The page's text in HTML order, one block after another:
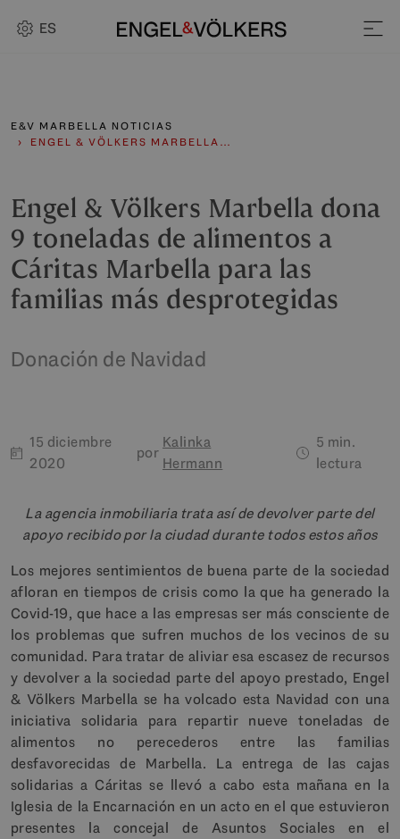
ES
E&V MARBELLA NOTICIAS
ENGEL & VÖLKERS MARBELLA…
Engel & Völkers Marbella dona
9 toneladas de alimentos a
Cáritas Marbella para las
familias más desprotegidas
Donación de Navidad
15 diciembre
2020
por
Kalinka
Hermann
5 min.
lectura
La agencia inmobiliaria trata así de devolver parte del
apoyo recibido por la ciudad durante todos estos años
Los mejores sentimientos de buena parte de la sociedad
afloran en tiempos de crisis como la que ha generado la
Covid-19, que hace a las empresas ser más consciente de
los problemas que sufren muchos de los vecinos de su
comunidad. Para tratar de aliviar esa escasez de recursos
y devolver a la sociedad parte del apoyo prestado, Engel
& Völkers Marbella se ha volcado esta Navidad con una
iniciativa solidaria para repartir nueve toneladas de
alimentos no perecederos entre las familias
desfavorecidas de Marbella. La entrega de las cajas
solidarias a Cáritas se llevó a cabo esta mañana en la
Iglesia de la Encarnación en un acto en el que estuvieron
presentes la concejal de Asuntos Sociales en el